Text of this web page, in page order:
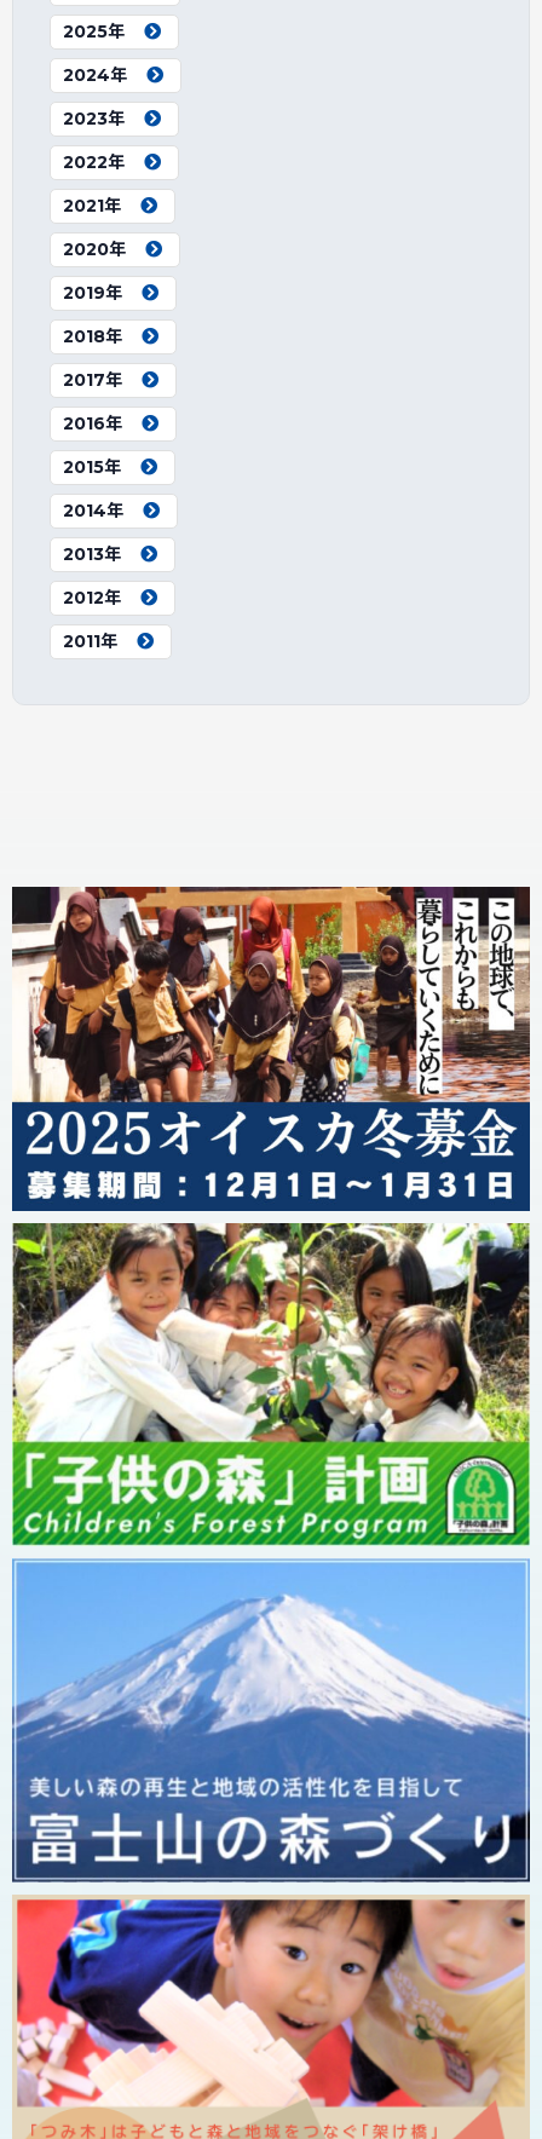
2025年
2024年
2023年
2022年
2021年
2020年
2019年
2018年
2017年
2016年
2015年
2014年
2013年
2012年
2011年